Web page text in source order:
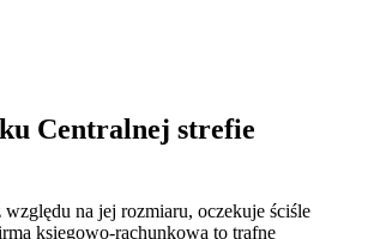
Centralnej strefie
na jej rozmiaru, oczekuje ściśle
księgowo-rachunkowa to trafne